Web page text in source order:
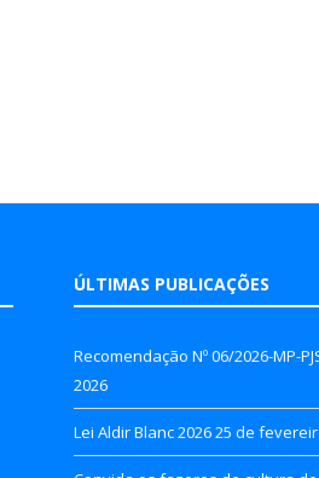
ÚLTIMAS PUBLICAÇÕES
Recomendação Nº 06/2026-MP-
2026
Lei Aldir Blanc 202625 de